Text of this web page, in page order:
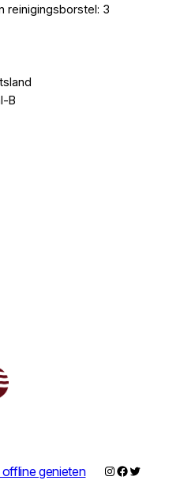
reinigingsborstel: 3
B
genieten Instagram
Twitter